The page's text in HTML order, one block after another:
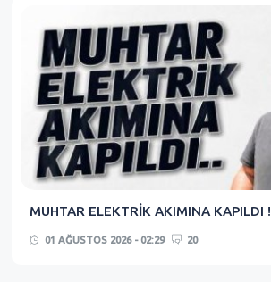
MUHTAR ELEKTRİK AKIMINA KAPILDI !
01 AĞUSTOS 2026 - 02:29 20